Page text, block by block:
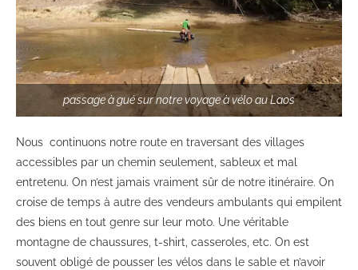
passage à gué sur notre voyage à vélo au Laos
Nous continuons notre route en traversant des villages
accessibles par un chemin seulement, sableux et mal
entretenu. On n’est jamais vraiment sûr de notre itinéraire. On
croise de temps à autre des vendeurs ambulants qui empilent
des biens en tout genre sur leur moto. Une véritable
montagne de chaussures, t-shirt, casseroles, etc. On est
souvent obligé de pousser les vélos dans le sable et n’avoir